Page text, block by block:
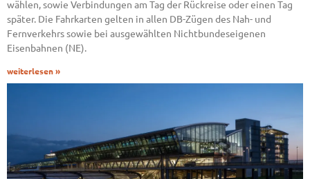
wählen, sowie Verbindungen am Tag der Rückreise oder einen Tag
später. Die Fahrkarten gelten in allen DB-Zügen des Nah- und
Fernverkehrs sowie bei ausgewählten Nichtbundeseigenen
Eisenbahnen (NE).
weiterlesen »